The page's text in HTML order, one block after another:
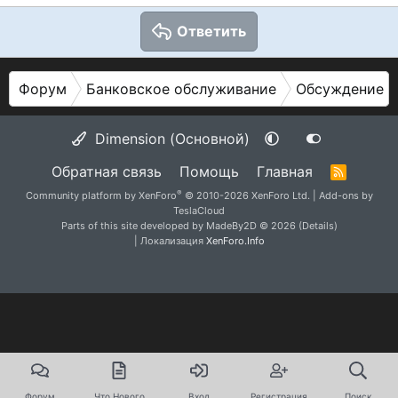
Ответить
Форум Банковское обслуживание Обсуждение
Dimension (Основной)
Обратная связь
Помощь Главная
S
Community platform by XenForo® © 2010-2026 XenForo Ltd.
Add-ons by
TeslaCloud
Parts of this site developed by MadeBy2D © 2026 (Details)
| Локализация XenForo.Info